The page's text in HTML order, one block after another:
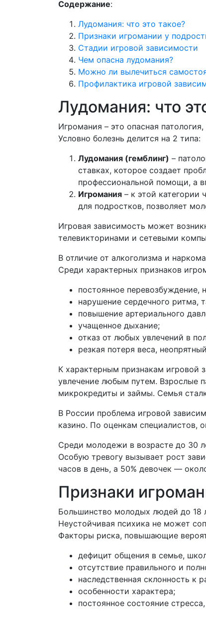
Содержание:
Лудомания: что это такое?
Признаки игромании у
Стадии игровой зависимости
Чем опасна лудомания?
Можно ли вылечиться
Профилактика игровой
Лудомания: что
Игромания – это опасная
Условно болезнь делится на 2 типа:
Лудомания (гемблинг) –
ставках, которое создает
профессиональной помощи, а
Игромания – к этой категории
для подростков, позволяет
Игровая зависимость может
телевикторинами и сетевыми
В отличие от алкоголизма и
Среди характерных признаков
постоянное перевозбуждение,
нарушение сердечного ритма,
повышение артериального
учащенное дыхание;
отказ от любых увлечений в
резкая потеря веса,
К характерным признакам игровой
увлечение любым путем. Взрослые
микрокредиты и займы. Семья
В России проблема игровой
казино. По оценкам специалистов,
Среди молодежи в возрасте до 30
Особую тревогу вызывает рост
часов в день, а 50% девочек —
Признаки
Большинство молодых людей до 18
Неустойчивая психика не может
Факторы риска, повышающие
дефицит общения в семье,
отсутствие правильного и
наследственная склонность к
особенности характера;
постоянное состояние